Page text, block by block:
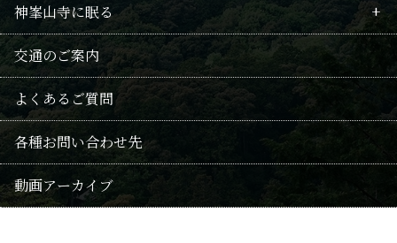
回向供養法要のご案内
修験の記録
山岳信仰
武士・豪商の関係
拝仏
仏像たち
本尊毘沙門天
阿弥陀信仰
修験
境内案内
御朱印・巡礼の地
授与品
おみくじ
歳時記(年中行事・花)
神峯山寺に眠る
供養
千日連続供養
供養法要・随時回向
遺骨葬
交通のご案内
よくあるご質問
各種お問い合わせ先
動画アーカイブ